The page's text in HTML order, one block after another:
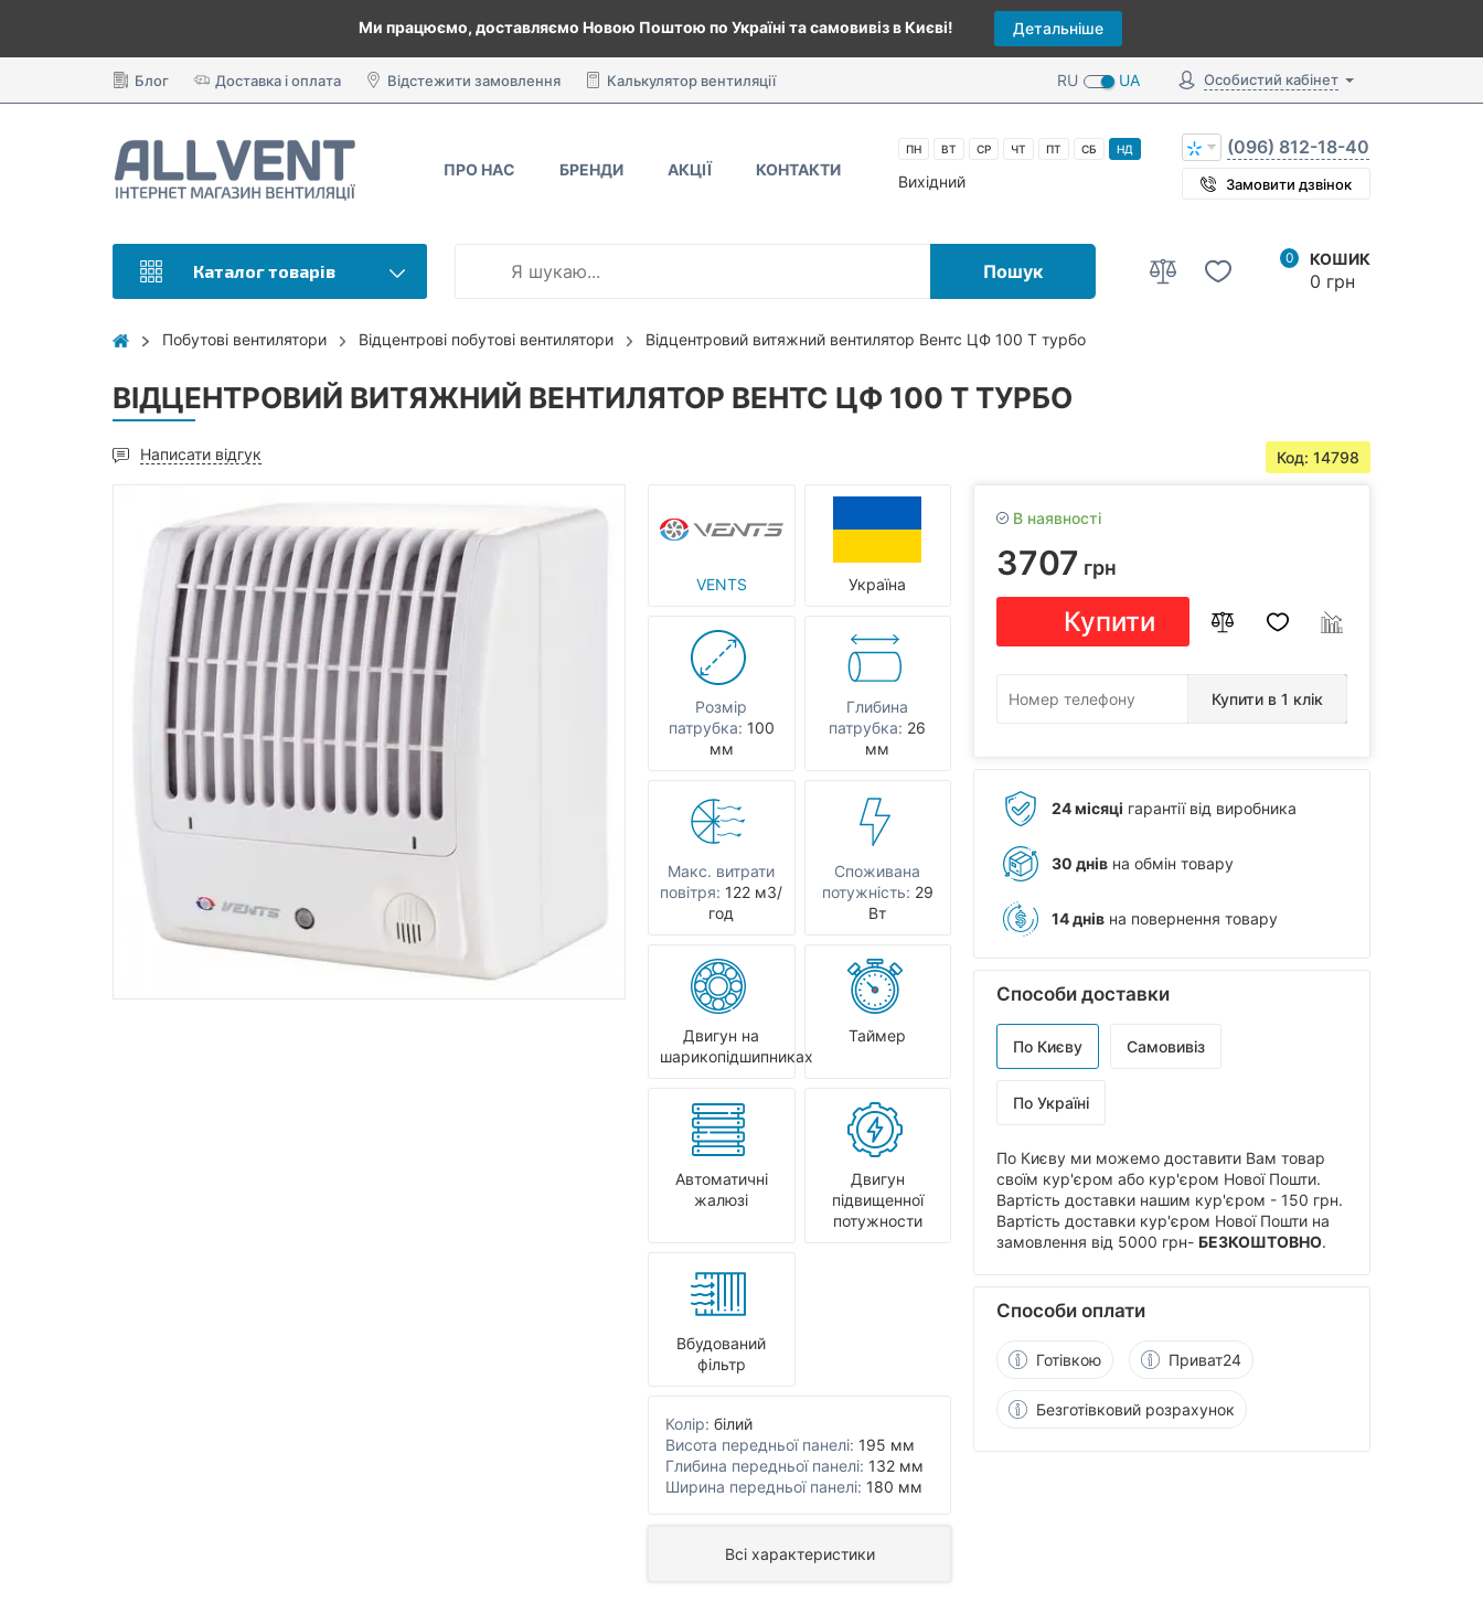
Ми працюємо, доставляємо Новою Поштою по Україні та самовивіз в Києві! Детальніше
Блог Доставка і оплата Відстежити замовлення Калькулятор вентиляції Особистий кабінет
RU UA
ПРО НАС БРЕНДИ АКЦІЇ КОНТАКТИ
ПН ВТ СР ЧТ ПТ СБ НД
Вихідний
(096) 812-18-40
Замовити дзвінок
Каталог товарів Пошук
0 КОШИК
0 грн
Побутові вентилятори Відцентрові побутові вентилятори Відцентровий витяжний вентилятор Вентс ЦФ 100 Т турбо
ВІДЦЕНТРОВИЙ ВИТЯЖНИЙ ВЕНТИЛЯТОР ВЕНТС ЦФ 100 Т ТУРБО
Написати відгук Код: 14798
VENTS Україна
Розмір
патрубка: 100
мм
Глибина
патрубка: 26
мм
Макс. витрати
повітря: 122 мЗ/
год
Споживана
потужність: 29
Вт
Двигун на
шарикопідшипниках
Таймер
Автоматичні
жалюзі
Двигун
підвищенної
потужности
Вбудований
фільтр
Колір: білий
Висота передньої панелі: 195 мм
Глибина передньої панелі: 132 мм
Ширина передньої панелі: 180 мм
Всі характеристики
В наявності
3707 грн
Купити
Купити в 1 клік
24 місяці гарантії від виробника
30 днів на обмін товару
14 днів на повернення товару
Способи доставки
По Києву Самовивіз
По Україні
По Києву ми можемо доставити Вам товар
своїм кур'єром або кур'єром Нової Пошти.
Вартість доставки нашим кур'єром - 150 грн.
Вартість доставки кур'єром Нової Пошти на
замовлення від 5000 грн- БЕЗКОШТОВНО.
Способи оплати
Готівкою Приват24
Безготівковий розрахунок